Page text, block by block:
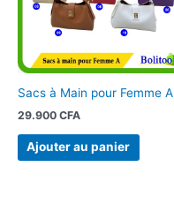
Sacs à Main pour Femme A
29.900 CFA
Ajouter au panier